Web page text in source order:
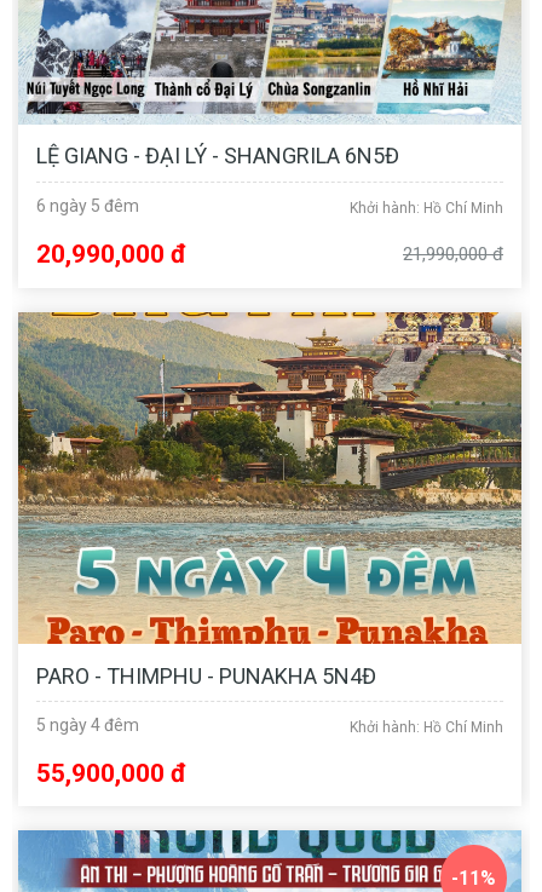
LỆ GIANG - ĐẠI LÝ - SHANGRILA 6N5Đ
6 ngày 5 đêm Khởi hành: Hồ Chí Minh
20,990,000 đ 21,990,000 đ
PARO - THIMPHU - PUNAKHA 5N4Đ
5 ngày 4 đêm Khởi hành: Hồ Chí Minh
55,900,000 đ
-11%